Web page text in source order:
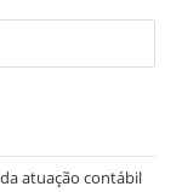
atuação contábil